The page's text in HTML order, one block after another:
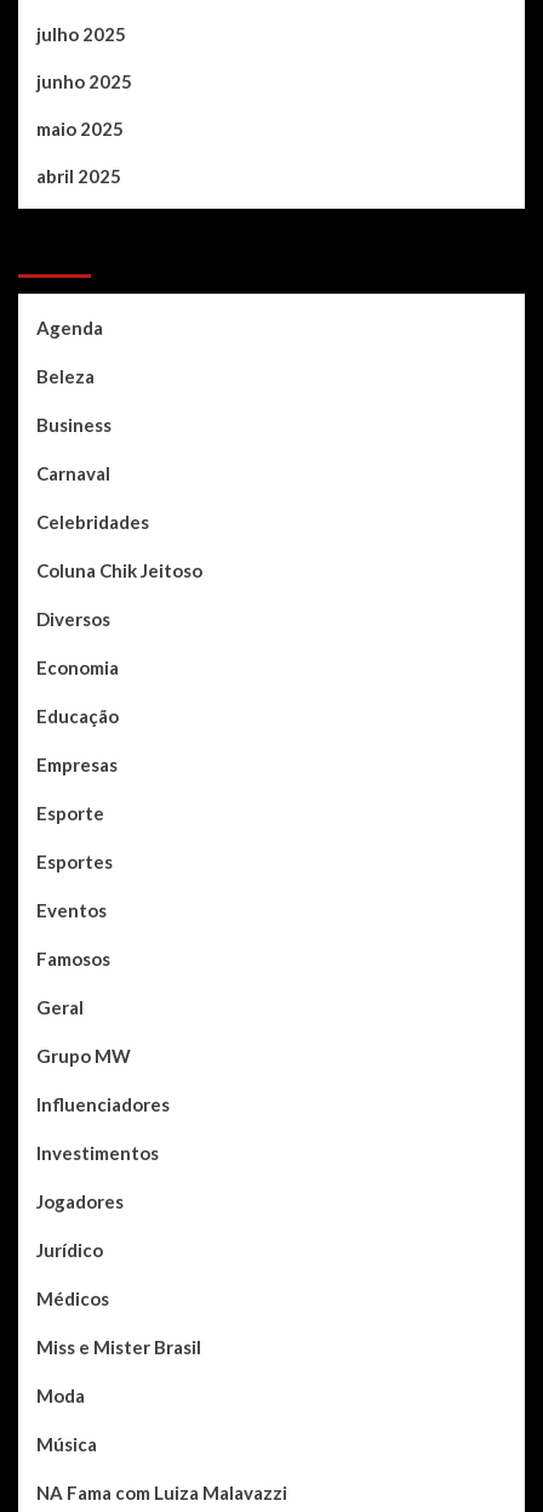
julho 2025
junho 2025
maio 2025
abril 2025
Agenda
Beleza
Business
Carnaval
Celebridades
Coluna Chik Jeitoso
Diversos
Economia
Educação
Empresas
Esporte
Esportes
Eventos
Famosos
Geral
Grupo MW
Influenciadores
Investimentos
Jogadores
Jurídico
Médicos
Miss e Mister Brasil
Moda
Música
NA Fama com Luiza Malavazzi